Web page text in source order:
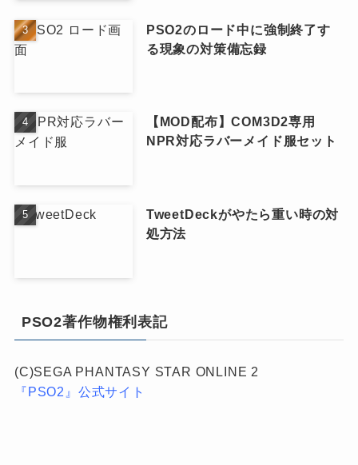
PSO2のロード中に強制終了す
る現象の対策備忘録
【MOD配布】COM3D2専用
NPR対応ラバーメイド服セット
TweetDeckがやたら重い時の対
処方法
PSO2著作物権利表記
(C)SEGA PHANTASY STAR ONLINE 2
『PSO2』公式サイト